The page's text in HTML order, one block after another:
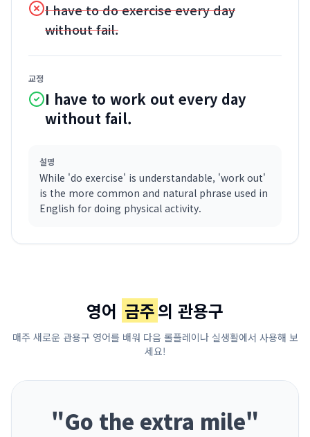
I have to do exercise every day
without fail.
교정
I have to work out every day
without fail.
설명
While 'do exercise' is understandable, 'work out'
is the more common and natural phrase used in
English for doing physical activity.
영어 금주의 관용구
매주 새로운 관용구 영어를 배워 다음 롤플레이나 실생활에서 사용해 보
세요!
"Go the extra mile"